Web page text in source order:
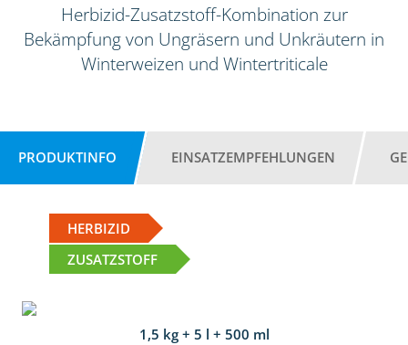
Herbizid-Zusatzstoff-Kombination zur
Bekämpfung von Ungräsern und Unkräutern in
Winterweizen und Wintertriticale
PRODUKTINFO EINSATZEMPFEHLUNGEN
HERBIZID
ZUSATZSTOFF
1,5 kg + 5 l + 500 ml